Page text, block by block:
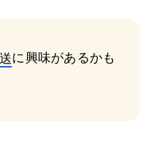
に興味があるかも